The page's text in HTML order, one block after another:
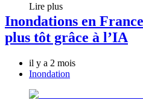
Lire plus
Inondations en
plus tôt grâce à l’IA
il y a 2 mois
Inondation